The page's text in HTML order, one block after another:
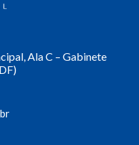
Ala C – Gabinete